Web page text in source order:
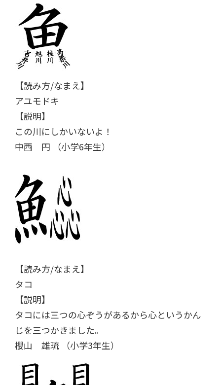
【読み方/なまえ】
アユモドキ
【説明】
この川にしかいないよ！
中西 円 （小学6年生）
【読み方/なまえ】
タコ
【説明】
タコには三つの心ぞうがあるから心というかん
じを三つかきました。
櫻山 雄琉 （小学3年生）